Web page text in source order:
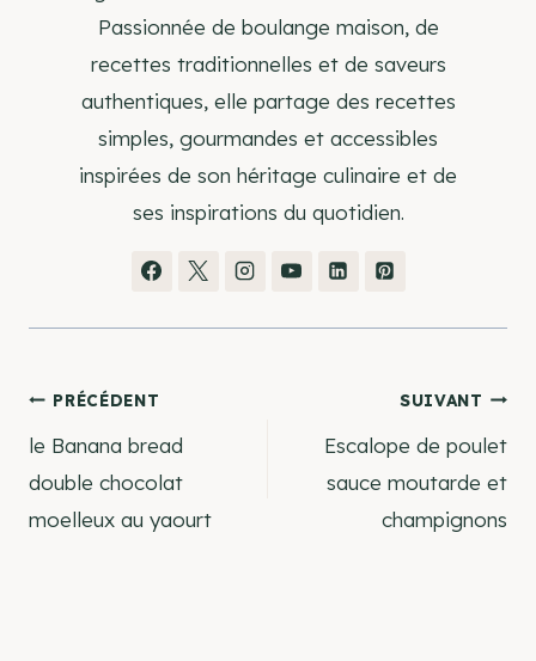
Passionnée de boulange maison, de
recettes traditionnelles et de saveurs
authentiques, elle partage des recettes
simples, gourmandes et accessibles
inspirées de son héritage culinaire et de
ses inspirations du quotidien.
Navigation
de
l’article
PRÉCÉDENT
le Banana bread
double chocolat
moelleux au yaourt
SUIVANT
Escalope de poulet
sauce moutarde et
champignons